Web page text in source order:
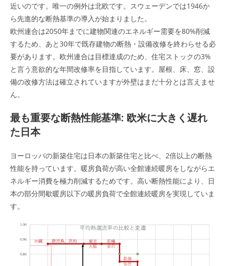
近いのです。唯一の例外は北欧です。スウェーデンでは1946か
ら先進的な断熱基準の導入が始まりました。
欧州連合は2050年までに建物関連のエネルギー需要を80%削減
するため、あと30年で既存建物の断熱・設備改修を終わらせる必
要があります。欧州連合は目標達成のため、住宅ストックの3%
と言う意欲的な年間改修率を目指しています。屋根、床、窓、設
備の改修方法は確立されていますが外壁はまだ十分とは言えませ
ん。
最も重要な断熱性能基準: 欧米に大きく遅れ
た日本
ヨーロッパの新築住宅は日本の新築住宅と比べ、2倍以上の断熱
性能を持っています。暖房負荷が高い全館連続暖房をしながらエ
ネルギー消費を極力削減するためです。高い断熱性能により、日
本の部分間歇暖房以下の暖房負荷で全館連続暖房を実現していま
す。